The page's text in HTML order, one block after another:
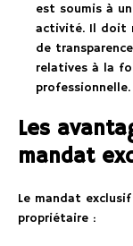
est soumis à
activité. Il doit
de
relatives à la
professionnelle.
Les
mandat
Le mandat
propriétaire :